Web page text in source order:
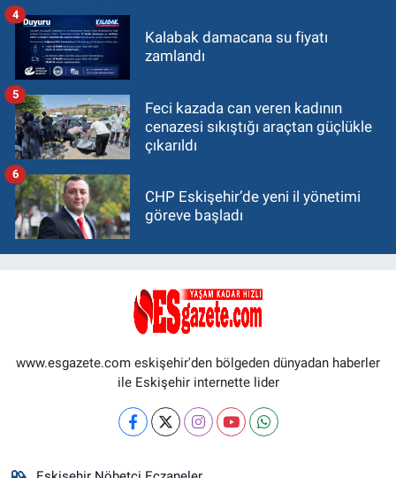
Kalabak damacana su fiyatı
zamlandı
4
Feci kazada can veren kadının
cenazesi sıkıştığı araçtan güçlükle
çıkarıldı
5
CHP Eskişehir’de yeni il yönetimi
göreve başladı
6
www.esgazete.com eskişehir'den bölgeden dünyadan haberler
ile Eskişehir internette lider